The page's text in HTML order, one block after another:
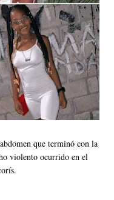
que terminó con la
violento ocurrido en el